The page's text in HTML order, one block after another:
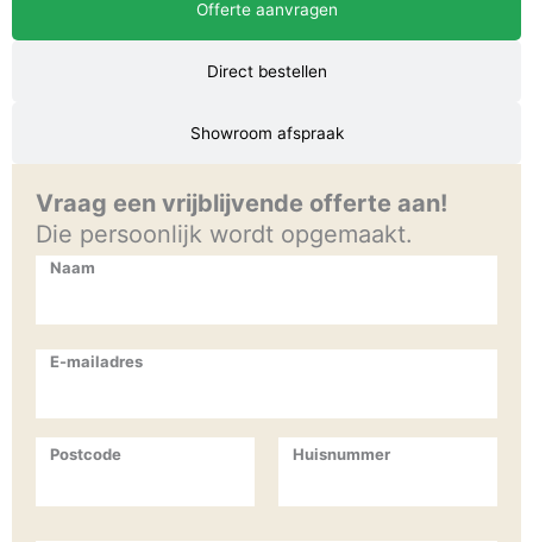
Offerte aanvragen
Direct bestellen
Showroom afspraak
Vraag een vrijblijvende offerte aan!
Die persoonlijk wordt opgemaakt.
Naam
E-mailadres
Huisnummer
Postcode